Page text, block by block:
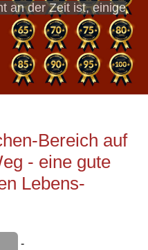
an der Zeit ist, einige
Bereich auf
- eine gute
Lebens-
-